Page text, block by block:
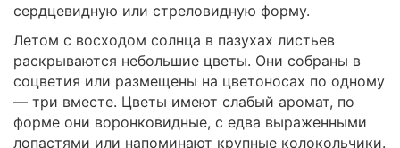
сердцевидную или стреловидную форму.
Летом с восходом солнца в пазухах листьев
раскрываются небольшие цветы. Они собраны в
соцветия или размещены на цветоносах по одному
— три вместе. Цветы имеют слабый аромат, по
форме они воронковидные, с едва выраженными
лопастями или напоминают крупные колокольчики.